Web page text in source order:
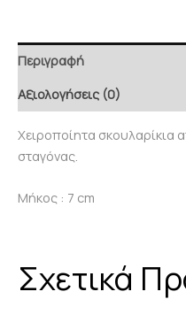
Περιγραφή
Αξιολογήσεις (0)
Χειροποίητα σκουλαρίκια
σταγόνας.
Μήκος : 7 cm
Σχετικά